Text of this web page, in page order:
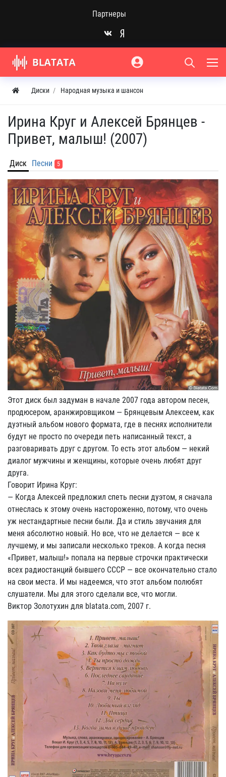
Партнеры
Диски Народная музыка и шансон
Ирина Круг и Алексей Брянцев -
Привет, малыш! (2007)
Диск Песни 5
Этот диск был задуман в начале 2007 года автором песен,
продюсером, аранжировщиком — Брянцевым Алексеем, как
дуэтный альбом нового формата, где в песнях исполнители
будут не просто по очереди петь написанный текст, а
разговаривать друг с другом. То есть этот альбом — некий
диалог мужчины и женщины, которые очень любят друг
друга.
Говорит Ирина Круг:
— Когда Алексей предложил спеть песни дуэтом, я сначала
отнеслась к этому очень настороженно, потому, что очень
уж нестандартные песни были. Да и стиль звучания для
меня абсолютно новый. Но все, что не делается — все к
лучшему, и мы записали несколько треков. А когда песня
«Привет, малыш!» попала на первые строчки практически
всех радиостанций бывшего СССР — все окончательно стало
на свои места. И мы надеемся, что этот альбом полюбят
слушатели. Мы для этого сделали все, что могли.
Виктор Золотухин для blatata.com, 2007 г.